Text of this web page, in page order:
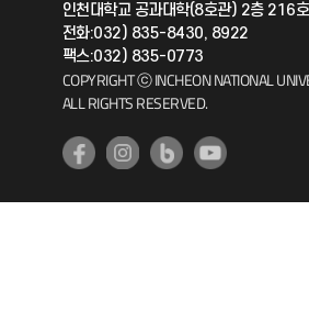
공자아카데미
기초교육원
인천대학교 공과대학(8호관) 2층 216호
전화:032) 835-8430, 8922
팩스:032) 835-0773
COPYRIGHT ⓒ INCHEON NATIONAL
ALL RIGHTS RESERVED.